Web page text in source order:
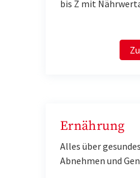
bis Z mit
Ernährung
Alles über
Abnehmen und